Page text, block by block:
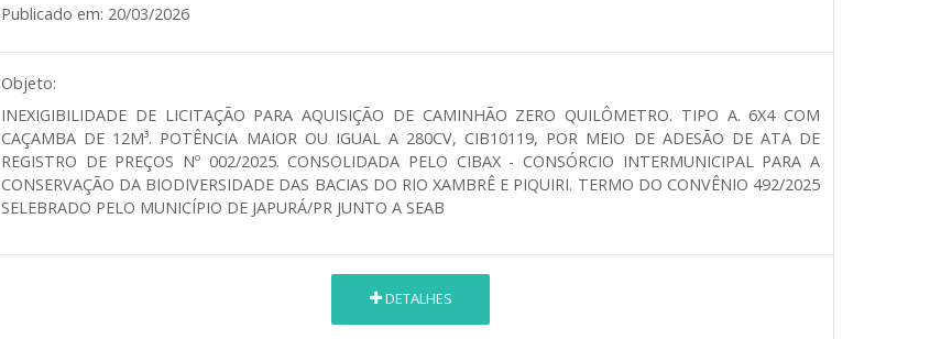
Publicado em: 20/03/2026
Objeto:
INEXIGIBILIDADE DE LICITAÇÃO PARA AQUISIÇÃO DE CAMINHÃO ZERO QUILÔMETRO. TIPO A. 6X4 COM
CAÇAMBA DE 12M³. POTÊNCIA MAIOR OU IGUAL A 280CV, CIB10119, POR MEIO DE ADESÃO DE ATA DE
REGISTRO DE PREÇOS Nº 002/2025. CONSOLIDADA PELO CIBAX - CONSÓRCIO INTERMUNICIPAL PARA A
CONSERVAÇÃO DA BIODIVERSIDADE DAS BACIAS DO RIO XAMBRÊ E PIQUIRI. TERMO DO CONVÊNIO 492/2025
SELEBRADO PELO MUNICÍPIO DE JAPURÁ/PR JUNTO A SEAB
DETALHES